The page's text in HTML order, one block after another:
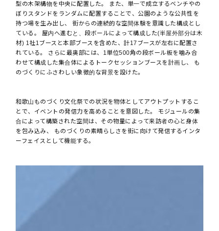
型の木架構物を中央に配置した。 また、単一で成立するベンチやの
ぼりスタンドをランダムに配置することで、公園のような公共性を
持つ場を生み出し、 街からの連続的な空間体験を意識した構成とし
ている。 屋内へ進むと、段ボールによって構成した(半屋外部分は木
材) 1社1ブースと本部ブースを含めた、計17ブースが左右に配置さ
れている。 さらに最奥部には、1単位500角の段ボール板を噛み合
わせて構成した集合体によるトークセッションブースを計画し、 も
のづくりにふさわしい象徴的な背景を設けた。
和歌山ものづくり文化祭での状況を物体としてアウトプットするこ
とで、イベントの発信力を高めることを意図した。 モジュールの集
合によって構築された空間は、その物量によって来訪者の心と身体
を包み込み、 ものづくりの素晴らしさを街に向けて発信するインタ
ーフェイスとして機能する。